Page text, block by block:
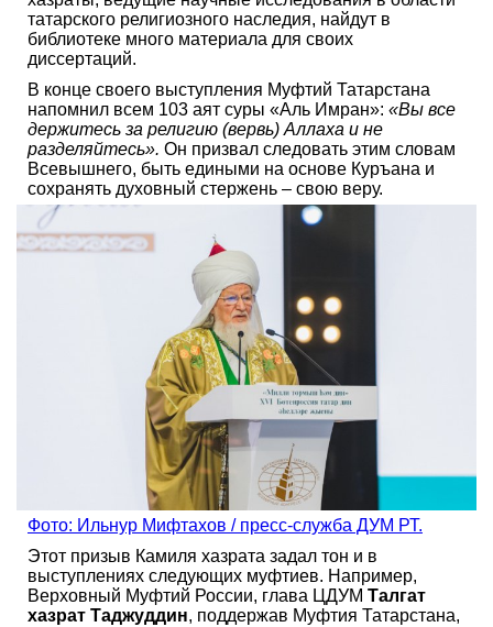
татарского религиозного наследия, найдут в
библиотеке много материала для своих
диссертаций.
В конце своего выступления Муфтий Татарстана
напомнил всем 103 аят суры «Аль Имран»: «Вы все
держитесь за религию (вервь) Аллаха и не
разделяйтесь». Он призвал следовать этим словам
Всевышнего, быть едиными на основе Куръана и
сохранять духовный стержень – свою веру.
Фото: Ильнур Мифтахов / пресс-служба ДУМ РТ.
Этот призыв Камиля хазрата задал тон и в
выступлениях следующих муфтиев. Например,
Верховный Муфтий России, глава ЦДУМ Талгат
хазрат Таджуддин, поддержав Муфтия Татарстана,